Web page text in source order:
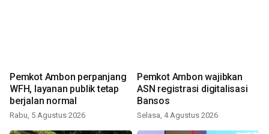
Pemkot Ambon perpanjang
WFH, layanan publik tetap
berjalan normal
Rabu, 5 Agustus 2026
Pemkot Ambon wajibkan
ASN registrasi digitalisasi
Bansos
Selasa, 4 Agustus 2026